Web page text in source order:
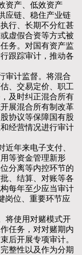
资产、低效资产
应链、稳住产业链
行、长期不分红甚
虚假合资等方式被
务。对国有资产监
跟踪审计，推动各
计监督。将混合
、交易定价、职工
及时纠正混合所有
展混合所有制改革
协议等保障国有股
经营情况进行审计
年来电子支付、
等资金管理新形
分离等内控环节的
、结算、对账等各
每年至少应当审计
岗位、重要环节应
使用对赌模式开
任务，对对赌期内
后开展专项审计。
整性以及作为分期